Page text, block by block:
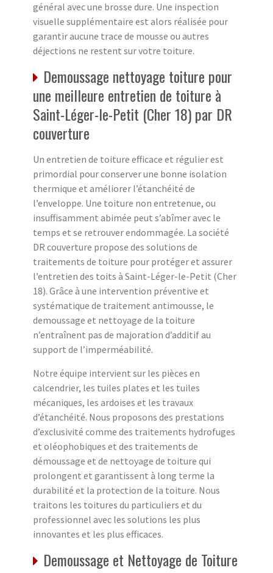
général avec une brosse dure. Une inspection
visuelle supplémentaire est alors réalisée pour
garantir aucune trace de mousse ou autres
déjections ne restent sur votre toiture.
Demoussage nettoyage toiture pour
une meilleure entretien de toiture à
Saint-Léger-le-Petit (Cher 18) par DR
couverture
Un entretien de toiture efficace et régulier est
primordial pour conserver une bonne isolation
thermique et améliorer l’étanchéité de
l’enveloppe. Une toiture non entretenue, ou
insuffisamment abimée peut s’abîmer avec le
temps et se retrouver endommagée. La société
DR couverture propose des solutions de
traitements de toiture pour protéger et assurer
l’entretien des toits à Saint-Léger-le-Petit (Cher
18). Grâce à une intervention préventive et
systématique de traitement antimousse, le
demoussage et nettoyage de la toiture
n’entraînent pas de majoration d’additif au
support de l’imperméabilité.
Notre équipe intervient sur les pièces en
calcendrier, les tuiles plates et les tuiles
mécaniques, les ardoises et les travaux
d’étanchéité. Nous proposons des prestations
d’exclusivité comme des traitements hydrofuges
et oléophobiques et des traitements de
démoussage et de nettoyage de toiture qui
prolongent et garantissent à long terme la
durabilité et la protection de la toiture. Nous
traitons les toitures du particuliers et du
professionnel avec les solutions les plus
innovantes et les plus efficaces.
Demoussage et Nettoyage de Toiture